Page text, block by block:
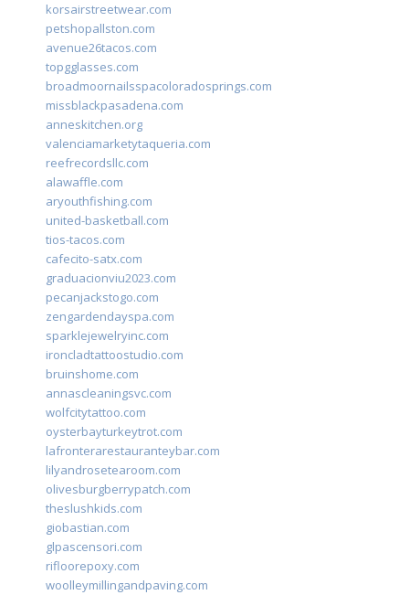
korsairstreetwear.com
petshopallston.com
avenue26tacos.com
topgglasses.com
broadmoornailsspacoloradosprings.com
missblackpasadena.com
anneskitchen.org
valenciamarketytaqueria.com
reefrecordsllc.com
alawaffle.com
aryouthfishing.com
united-basketball.com
tios-tacos.com
cafecito-satx.com
graduacionviu2023.com
pecanjackstogo.com
zengardendayspa.com
sparklejewelryinc.com
ironcladtattoostudio.com
bruinshome.com
annascleaningsvc.com
wolfcitytattoo.com
oysterbayturkeytrot.com
lafronterarestauranteybar.com
lilyandrosetearoom.com
olivesburgberrypatch.com
theslushkids.com
giobastian.com
glpascensori.com
rifloorepoxy.com
woolleymillingandpaving.com